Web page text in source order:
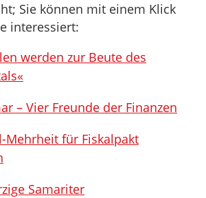
Sie können mit einem Klick
interessiert:
werden zur Beute des
– Vier Freunde der Finanzen
Mehrheit für Fiskalpakt
Samariter